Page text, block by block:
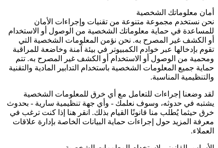
أمان معلوماتك الشخصية
نحن نستخدم مجموعة متنوعة من تقنيات وإجراءات الأمان
للمساعدة في حماية معلوماتك الشخصية من الوصول أو الاستخدام
أو الكشف غير المصرح به. نحن نؤمن المعلومات الشخصية التي
تقوم بإدخالها عبر خوادم الكمبيوتر في بيئة آمنة وخاضعة للمراقبة
ومحمية من الوصول أو الاستخدام أو الكشف غير المصرح به. تتم
حماية جميع المعلومات الشخصية باستخدام التدابير المادية والتقنية
والتنظيمية المناسبة.
لقد وضعنا إجراءات للتعامل مع أي خرق للمعلومات الشخصية
يشتبه في حدوثه، وسوف نعلمك - وأي جهة تنظيمية سارية - بحدوث
خرق حيثما يُطلب منا قانونًا القيام بذلك. انقر هنا إذا كنت ترغب في
معرفة المزيد حول إجراءات حماية البيانات الخاصة بإدارة علاقات
العملاء.